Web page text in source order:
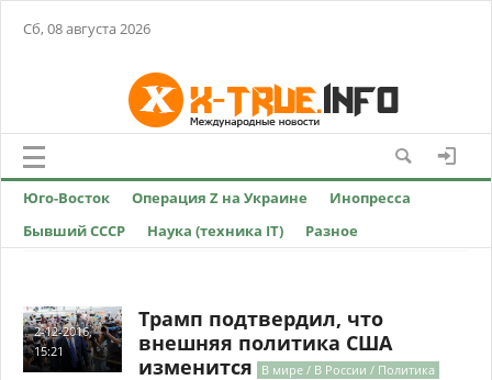
Сб, 08 августа 2026
Юго-Восток Операция Z на Украине
Инопресса
Бывший СССР
Наука (техника IT) Разное
2-12-2016,
15:21
Трамп подтвердил, что
внешняя политика США
изменится
В мире / В России / Политика